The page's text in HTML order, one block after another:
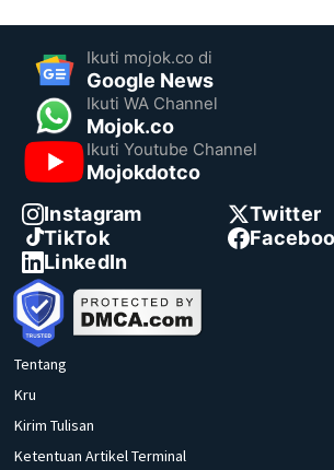
Ikuti mojok.co di
Google News
Ikuti WA Channel
Mojok.co
Ikuti Youtube Channel
Mojokdotco
Instagram
Twitter
TikTok
LinkedIn
Tentang
Kru
Kirim Tulisan
Ketentuan Artikel Terminal